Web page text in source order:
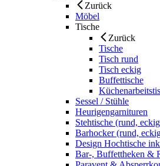
Zurück
Möbel
Tische
Zurück
Tische
Tisch rund
Tisch eckig
Buffettische
Sessel / Stühle
Heurigengarnituren
Stehtische (rund,
Barhocker (rund,
Design Hochtische
Bar-, Buffettheken &